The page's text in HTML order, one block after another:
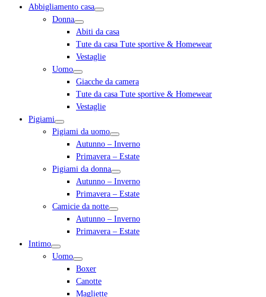
Abbigliamento casa
Donna
Abiti da casa
Tute da casa Tute sportive & Homewear
Vestaglie
Uomo
Giacche da camera
Tute da casa Tute sportive & Homewear
Vestaglie
Pigiami
Pigiami da uomo
Autunno – Inverno
Primavera – Estate
Pigiami da donna
Autunno – Inverno
Primavera – Estate
Camicie da notte
Autunno – Inverno
Primavera – Estate
Intimo
Uomo
Boxer
Canotte
Magliette